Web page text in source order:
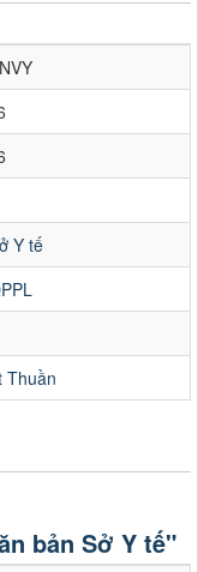
Y tế
Thuần
bản Sở Y tế"